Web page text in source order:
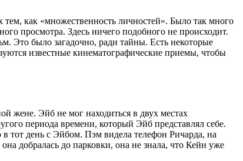
как «множественность личностей». Было так много
просмотра. Здесь ничего подобного не происходит.
Это было загадочно, ради тайны. Есть некоторые
известные кинематографические приемы, чтобы
жене. Эйб не мог находиться в двух местах
периода времени, который Эйб представлял себе.
тот день с Эйбом. Пэм видела телефон Ричарда, на
добралась до парковки, она не знала, что Кейн уже